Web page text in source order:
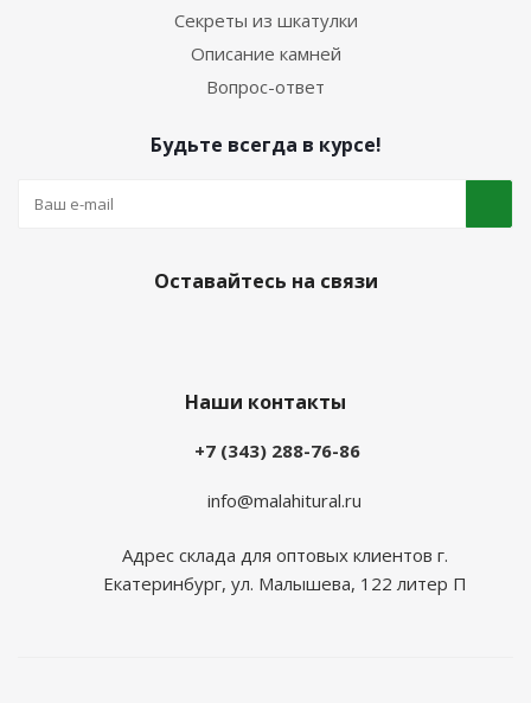
Секреты из шкатулки
Описание камней
Вопрос-ответ
Будьте всегда в курсе!
Оставайтесь на связи
Наши контакты
+7 (343) 288-76-86
info@malahitural.ru
Адрес склада для оптовых клиентов г.
Екатеринбург, ул. Малышева, 122 литер П